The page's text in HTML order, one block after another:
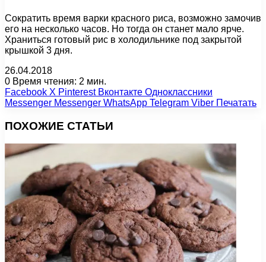
Сократить время варки красного риса, возможно замочив
его на несколько часов. Но тогда он станет мало ярче.
Храниться готовый рис в холодильнике под закрытой
крышкой 3 дня.
26.04.2018
0 Время чтения: 2 мин.
Facebook X Pinterest Вконтакте Одноклассники
Messenger Messenger WhatsApp Telegram Viber Печатать
ПОХОЖИЕ СТАТЬИ